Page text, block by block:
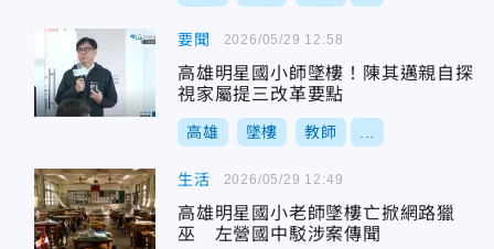
要聞
高雄明星國小師墜樓！陳其邁親自探
視家屬提三改革要點
高雄 墜樓 教師
2026/05/29 12:58
生活
高雄明星國小老師墜樓亡掀網路獵
巫 左營國中駁涉案傳聞
2026/05/29 12:49